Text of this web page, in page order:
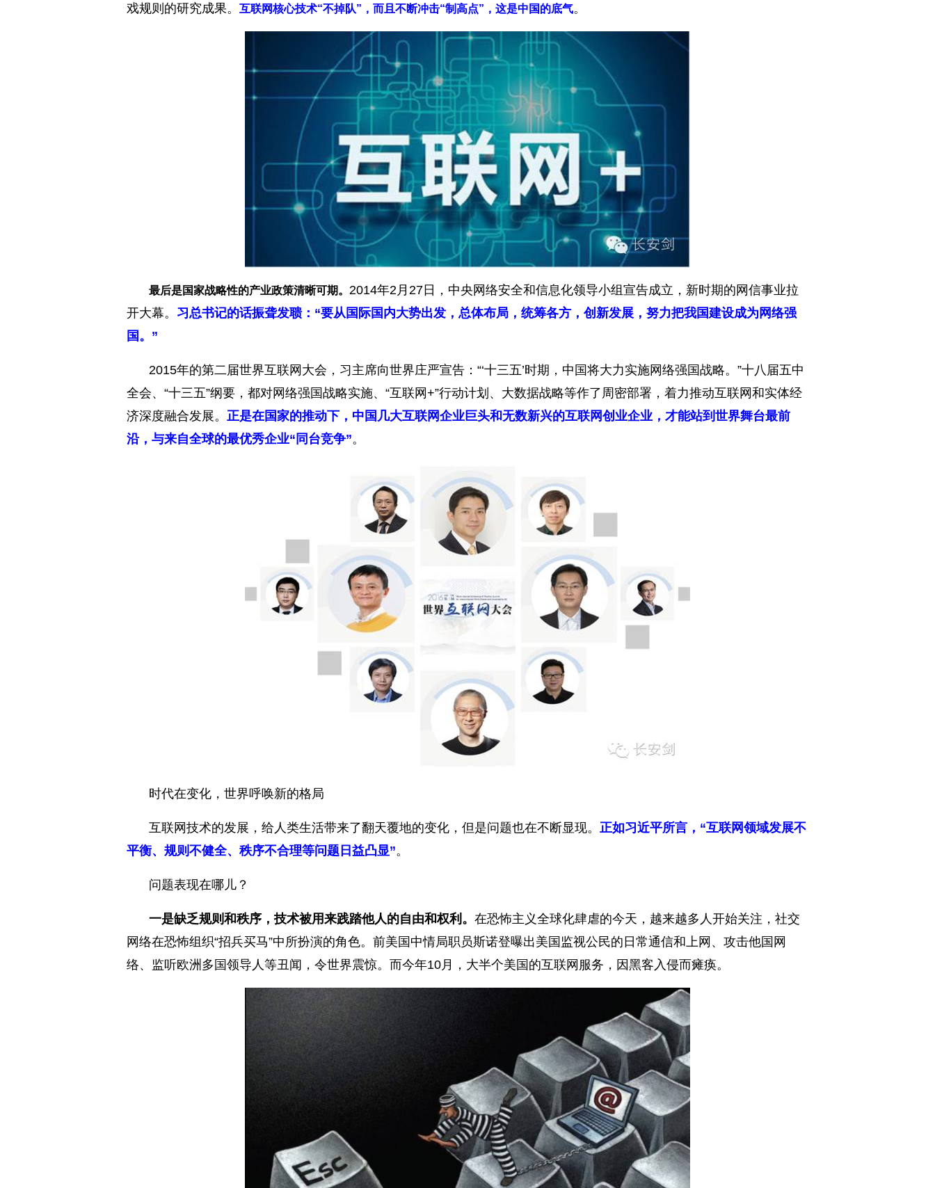
戏规则的研究成果。 互联网核心技术“不掉队”，而且不断冲击“制高点”，这是中国的底气。
最后是国家战略性的产业政策清晰可期。 2014年2月27日，中央网络安全和信息化领导小组宣告成立，新时期的网信事业拉
开大幕。 习总书记的话振聋发聩：“要从国际国内大势出发，总体布局，统筹各方，创新发展，努力把我国建设成为网络强
国。”
2015年的第二届世界互联网大会，习主席向世界庄严宣告：“‘十三五’时期，中国将大力实施网络强国战略。”十八届五中
全会、“十三五”纲要，都对网络强国战略实施、“互联网+”行动计划、大数据战略等作了周密部署，着力推动互联网和实体经
济深度融合发展。 正是在国家的推动下，中国几大互联网企业巨头和无数新兴的互联网创业企业，才能站到世界舞台最前
沿，与来自全球的最优秀企业“同台竞争”。
时代在变化，世界呼唤新的格局
互联网技术的发展，给人类生活带来了翻天覆地的变化，但是问题也在不断显现。 正如习近平所言，“互联网领域发展不
平衡、规则不健全、秩序不合理等问题日益凸显”。
问题表现在哪儿？
一是缺乏规则和秩序，技术被用来践踏他人的自由和权利。 在恐怖主义全球化肆虐的今天，越来越多人开始关注，社交
网络在恐怖组织“招兵买马”中所扮演的角色。前美国中情局职员斯诺登曝出美国监视公民的日常通信和上网、攻击他国网
络、监听欧洲多国领导人等丑闻，令世界震惊。而今年10月，大半个美国的互联网服务，因黑客入侵而瘫痪。